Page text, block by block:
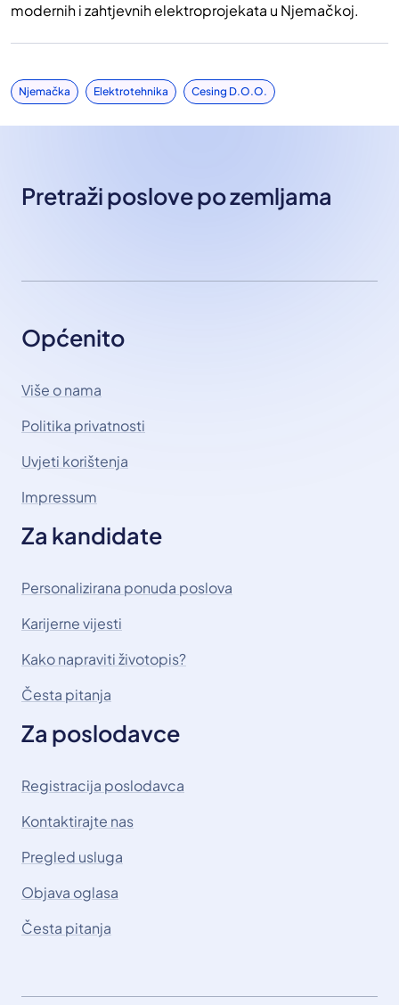
modernih i zahtjevnih elektroprojekata u Njemačkoj.
Njemačka Elektrotehnika Cesing D.o.o.
Pretraži poslove po zemljama
Općenito
Više o nama
Politika privatnosti
Uvjeti korištenja
Impressum
Za kandidate
Personalizirana ponuda poslova
Karijerne vijesti
Kako napraviti životopis?
Česta pitanja
Za poslodavce
Registracija poslodavca
Kontaktirajte nas
Pregled usluga
Objava oglasa
Česta pitanja